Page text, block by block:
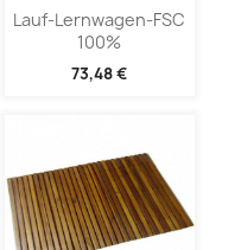
Lauf-Lernwagen-FSC
100%
73,48 €